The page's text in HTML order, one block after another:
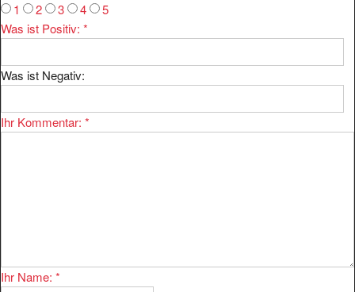
1
2 3 4
5
Was ist Positiv: *
Was ist Negativ:
Ihr Kommentar: *
Ihr Name: *